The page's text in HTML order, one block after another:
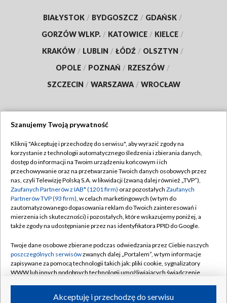
BIAŁYSTOK / BYDGOSZCZ / GDAŃSK /
GORZÓW WLKP. / KATOWICE / KIELCE /
KRAKÓW / LUBLIN / ŁÓDŹ / OLSZTYN /
OPOLE / POZNAŃ / RZESZÓW /
SZCZECIN / WARSZAWA / WROCŁAW
TVP
Abonament TVP
Emisja w TVP
Centrum informacji TVP
Naziemna Telewizja Cyfrowa
Rada Programowa
System NOS
Informacje o nadawcy
Regulamin TVP
Polityka prywatności
Moje zgody
Pomoc
Kontakt
Kanały
Szanujemy Twoją prywatność
Kliknij "Akceptuję i przechodzę do serwisu", aby wyrazić zgody na
korzystanie z technologii automatycznego śledzenia i zbierania danych,
dostęp do informacji na Twoim urządzeniu końcowym i ich
przechowywanie oraz na przetwarzanie Twoich danych osobowych przez
nas, czyli Telewizję Polską S.A. w likwidacji (zwaną dalej również „TVP”),
Zaufanych Partnerów z IAB* (1201 firm) oraz pozostałych Zaufanych
Partnerów TVP (93 firm), w celach marketingowych (w tym do
zautomatyzowanego dopasowania reklam do Twoich zainteresowań i
mierzenia ich skuteczności) i pozostałych, które wskazujemy poniżej, a
także zgody na udostępnianie przez nas identyfikatora PPID do Google.
Twoje dane osobowe zbierane podczas odwiedzania przez Ciebie naszych
poszczególnych serwisówzwanych dalej „Portalem”, w tym informacje
zapisywane za pomocą technologii takich jak: pliki cookie, sygnalizatory
WWW lub innych podobnych technologii umożliwiających świadczenie
ruchu w Internecie.Akceptuję i przechodzę do serwisu